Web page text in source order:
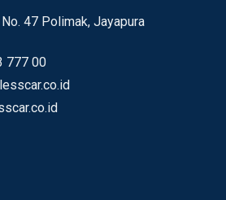
47 Polimak, Jayapura
777 00